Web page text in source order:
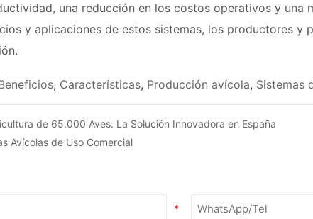
una reducción en los costos operativos y una
y aplicaciones de estos sistemas, los productores y
, Características, Producción avícola, Sistemas
de 65.000 Aves: La Solución Innovadora en España
Avícolas de Uso Comercial
*